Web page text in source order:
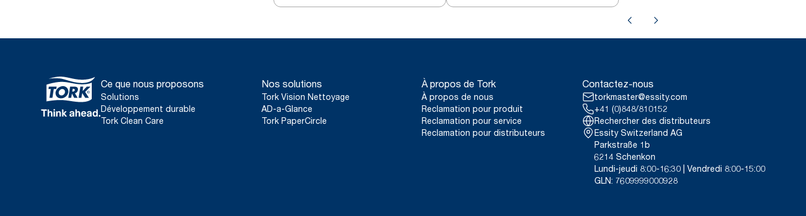
3 plis
Ce que nous proposons
Solutions
Développement durable
Tork Clean Care
Nos solutions
Tork Vision Nettoyage
AD-a-Glance
Tork PaperCircle
À propos de Tork
À propos de nous
Reclamation pour produit
Reclamation pour service
Reclamation pour distributeurs
Contactez-nous
torkmaster@essity.com
+41 (0)848/810152
Rechercher des distributeurs
Essity Switzerland AG
Parkstraße 1b
6214 Schenkon
Lundi-jeudi 8:00-16:30 | Vendredi 8:00-15:00
GLN: 7609999000928